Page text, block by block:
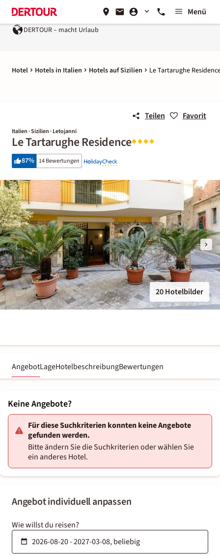
Menü
DERTOUR – macht Urlaub
Hotel Hotels in Italien Hotels auf Sizilien Le Tartarughe
Teilen Favorit
Italien · Sizilien · Letojanni
Le Tartarughe Residence
87% 14 Bewertungen
20 Hotelbilder
AngebotLageHotelbeschreibungBewertungen
Angebot individuell anpassen
Wie willst du reisen?
Keine Angebote?
Für diese Suchkriterien konnten keine Angebote
gefunden werden.
Bitte ändern Sie die Suchkriterien oder wählen Sie
ein anderes Hotel.